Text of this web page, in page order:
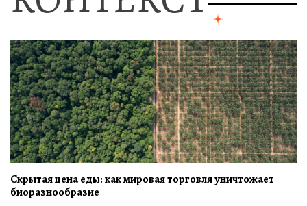
Скрытая цена еды: как мировая торговля уничтожает
биоразнообразие